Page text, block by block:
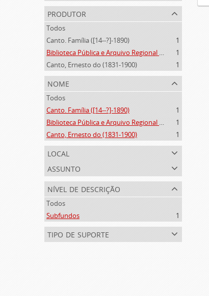
produtor
Todos
Canto. Família ([14--?]-1890)
1
Biblioteca Pública e Arquivo Regional de Ponta Delgada (1841- )
1
Canto, Ernesto do (1831-1900)
1
nome
Todos
Canto. Família ([14--?]-1890)
1
Biblioteca Pública e Arquivo Regional de Ponta Delgada (1841- )
1
Canto, Ernesto do (1831-1900)
1
local
assunto
nível de descrição
Todos
Subfundos
1
tipo de suporte